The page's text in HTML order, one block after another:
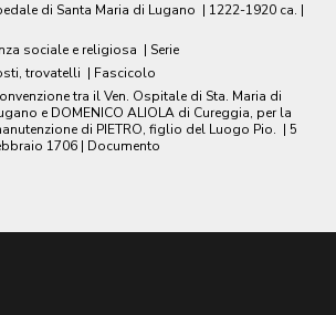
di Santa Maria di Lugano | 1222-1920 ca. |
sociale e religiosa | Serie
trovatelli | Fascicolo
tra il Ven. Ospitale di Sta. Maria di
e DOMENICO ALIOLA di Cureggia, per la
di PIETRO, figlio del Luogo Pio. | 5
1706 | Documento